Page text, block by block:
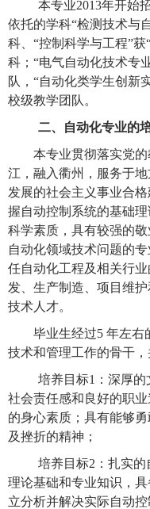
本专业2013年开始
依托的学科“检测技术与
科、 “控制科学与工程”获
科； “电气自动化技术专
队，“自动化类学生创新
校级教学团队。
二、自动化专业的
本专业贯彻落实党的
江，融入衢州，服务于地
发展的社会主义事业合
握自动控制系统的基础
科学素质，具有较强的
自动化领域技术问题的
任自动化工程及相关行
发、生产制造、项目维
技术人才。
毕业生经过5 年左右
技术和管理工作的骨干，
培养目标1：深厚
社会责任感和良好的职
的身心素质；具有能够
及挫折的精神；
培养目标2 ：扎实
理论基础和专业知识，
立分析并解决实际自动